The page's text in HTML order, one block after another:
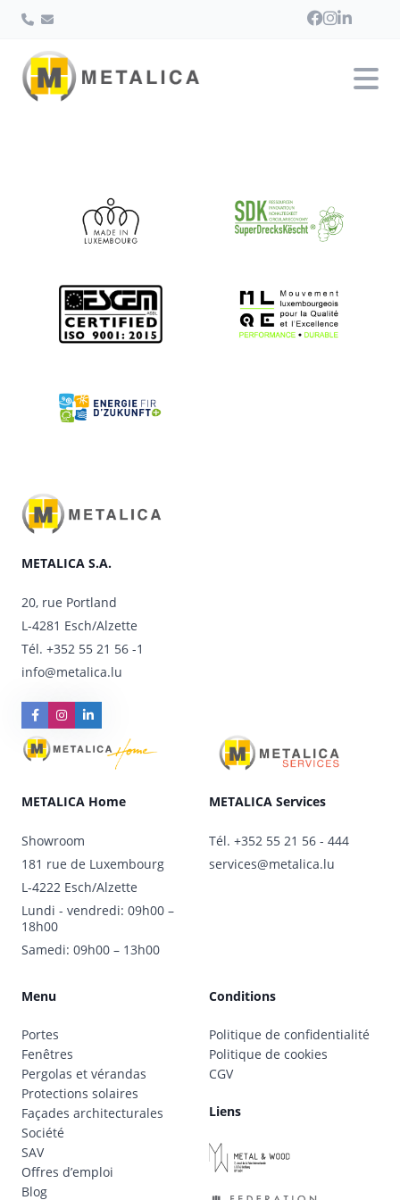
METALICA S.A.
20, rue Portland
L-4281 Esch/Alzette
Tél. +352 55 21 56 -1
info@metalica.lu
METALICA Home
Showroom
181 rue de Luxembourg
L-4222 Esch/Alzette
Lundi - vendredi: 09h00 –
18h00
Samedi: 09h00 – 13h00
METALICA Services
Tél. +352 55 21 56 - 444
services@metalica.lu
Menu
Portes
Fenêtres
Pergolas et vérandas
Protections solaires
Façades architecturales
Société
SAV
Offres d’emploi
Blog
Conditions
Politique de confidentialité
Politique de cookies
CGV
Liens